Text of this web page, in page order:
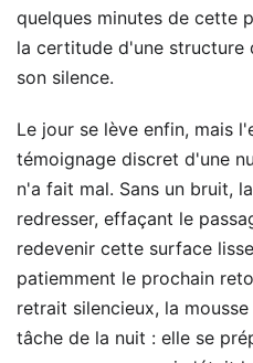
quelques minutes de cette
la certitude d'une structure
son silence.
Le jour se lève enfin, mais
témoignage discret d'une
n'a fait mal. Sans un bruit,
redresser, effaçant le
redevenir cette surface
patiemment le prochain
retrait silencieux, la
tâche de la nuit : elle se